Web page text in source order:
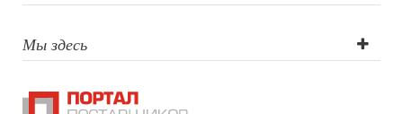
Антистрессы
Мы здесь